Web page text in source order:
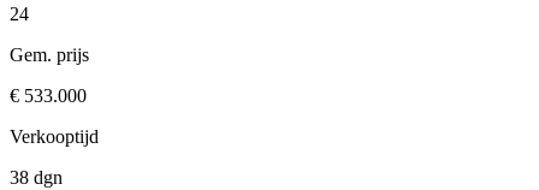
24
Gem. prijs
€ 533.000
Verkooptijd
38 dgn